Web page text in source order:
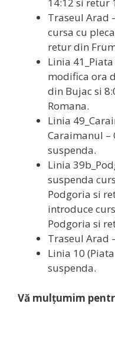
Traseul Arad
cursa cu
retur din
Linia
modifica ora
din Bujac si
Romana.
Linia
Caraimanul –
suspenda.
Linia
suspenda
Podgoria si
introduce
Podgoria si
Traseul Arad
Linia 10
suspenda.
Vă mulţumim